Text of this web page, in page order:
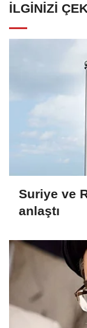
İLGINIZI
Suriye ve
anlaştı